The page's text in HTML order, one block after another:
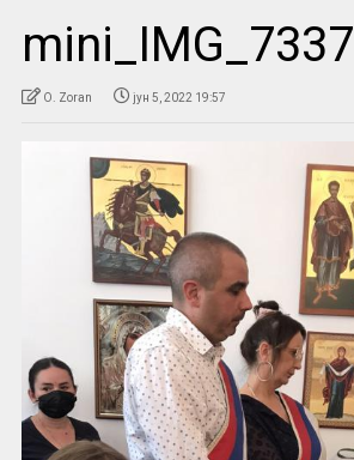
mini_IMG_7337
O. Zoran јун 5, 2022 19:57